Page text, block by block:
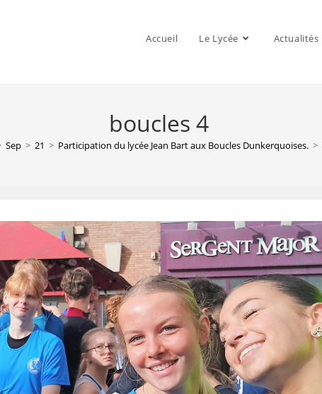
Accueil Le Lycée Actualités
boucles 4
Sep > 21 > Participation du lycée Jean Bart aux Boucles Dunkerquoises. >